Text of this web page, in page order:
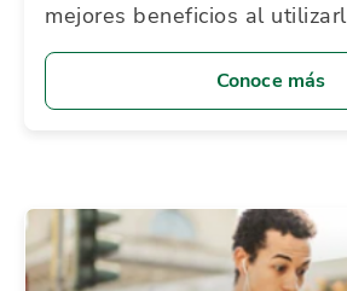
mejores beneficios al
Conoce más